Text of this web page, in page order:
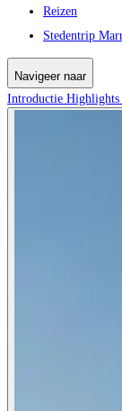
Reizen
Stedentrip
Navigeer naar
Introductie Highlights